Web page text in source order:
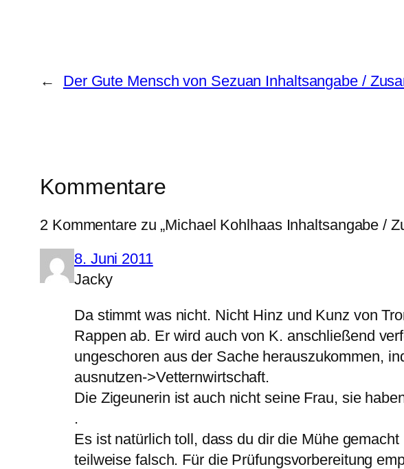
← Der Gute Mensch von Sezuan Inhaltsangabe /
Kommentare
2 Kommentare zu „Michael Kohlhaas Inhaltsangabe /
8. Juni 2011
Jacky
Da stimmt was nicht. Nicht Hinz und Kunz von
Rappen ab. Er wird auch von K. anschließend
ungeschoren aus der Sache herauszukommen,
ausnutzen->Vetternwirtschaft.
Die Zigeunerin ist auch nicht seine Frau, sie
.
Es ist natürlich toll, dass du dir die Mühe
teilweise falsch. Für die Prüfungsvorbereitung